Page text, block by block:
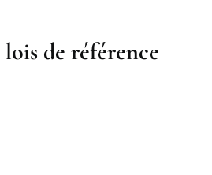
lois de référence